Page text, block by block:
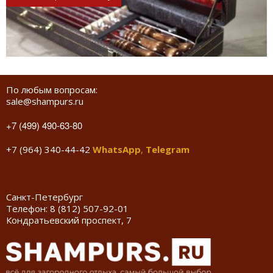
По любым вопросам:
sale@shampurs.ru
+7 (499) 490-63-80
+7 (964) 340-44-42 WhatsApp, Telegram
Санкт-Петербург
Телефон: 8 (812) 507-92-01
Кондратьевский проспект, 7